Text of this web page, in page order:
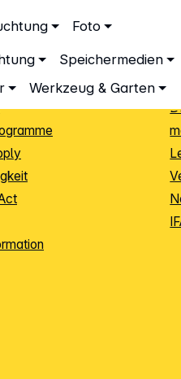
Foto
Speichermedien
Werkzeug & Garten